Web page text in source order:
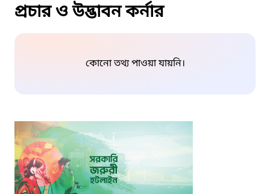
প্রচার ও উদ্ভাবন কর্নার
কোনো তথ্য পাওয়া যায়নি।